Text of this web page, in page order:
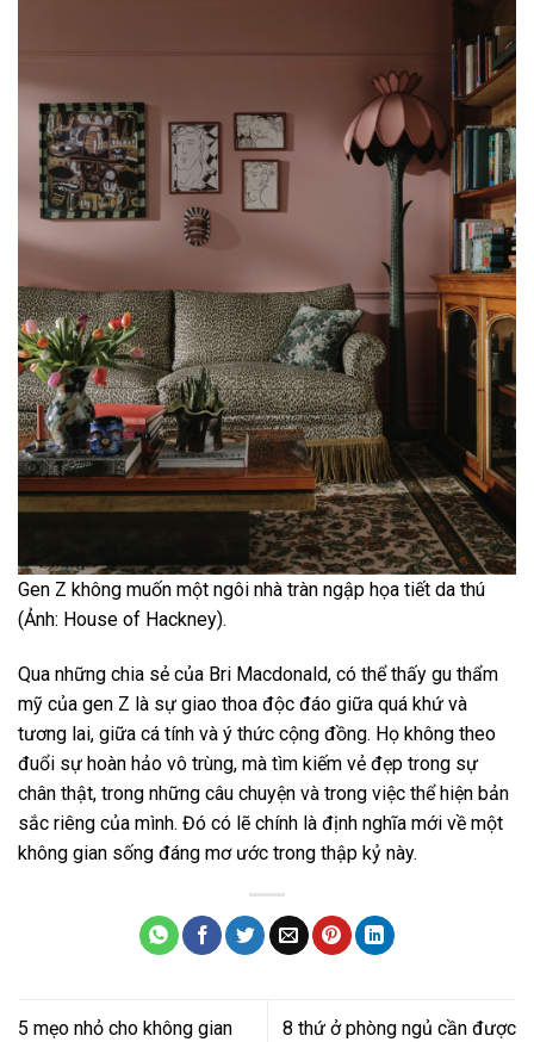
Gen Z không muốn một ngôi nhà tràn ngập họa tiết da thú
(Ảnh: House of Hackney).
Qua những chia sẻ của Bri Macdonald, có thể thấy gu thẩm
mỹ của gen Z là sự giao thoa độc đáo giữa quá khứ và
tương lai, giữa cá tính và ý thức cộng đồng. Họ không theo
đuổi sự hoàn hảo vô trùng, mà tìm kiếm vẻ đẹp trong sự
chân thật, trong những câu chuyện và trong việc thể hiện bản
sắc riêng của mình. Đó có lẽ chính là định nghĩa mới về một
không gian sống đáng mơ ước trong thập kỷ này.
5 mẹo nhỏ cho không gian
8 thứ ở phòng ngủ cần được